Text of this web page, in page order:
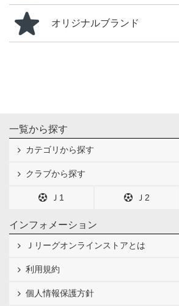
オリジナルブランド
一覧から探す
カテゴリから探す
クラブから探す
Ｊ1 Ｊ2
インフォメーション
Ｊリーグオンラインストアとは
利用規約
個人情報保護方針